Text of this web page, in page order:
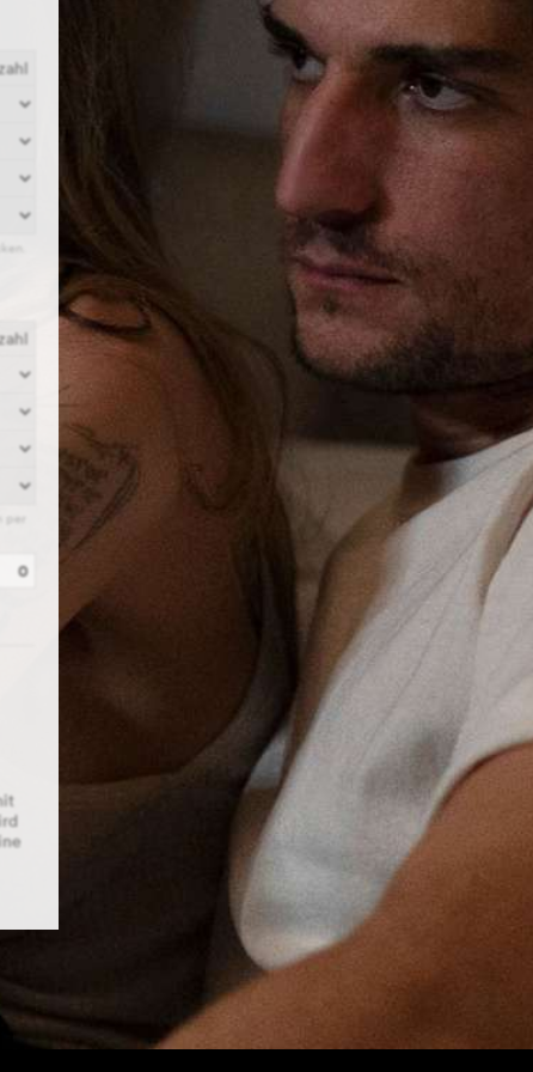
und können sie selber ausdrucken.
festen A5-Karten innert drei Tagen per
0